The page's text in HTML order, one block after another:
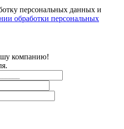
персональных данных и
обработки персональных
компанию!